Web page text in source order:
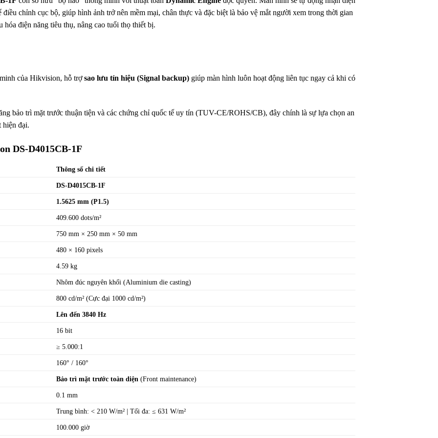
điều chỉnh cục bộ, giúp hình ảnh trở nên mềm mại, chân thực và đặc biệt là bảo vệ mắt người xem trong thời gian
điện năng tiêu thụ, nâng cao tuổi thọ thiết bị.
của Hikvision, hỗ trợsao lưu tín hiệu (Signal backup) giúp màn hình luôn hoạt động liên tục ngay cả khi có
bảo trì mặt trước thuận tiện và các chứng chỉ quốc tế uy tín (TUV-CE/ROHS/CB), đây chính là sự lựa chọn an
hiện đại.
DS-D4015CB-1F
Thông số chi tiết
DS-D4015CB-1F
1.5625 mm (P1.5)
409.600 dots/m²
750 mm × 250 mm × 50 mm
480 × 160 pixels
4.59 kg
Nhôm đúc nguyên khối (Aluminium die casting)
800 cd/m² (Cực đại 1000 cd/m²)
Lên đến 3840 Hz
16 bit
≥ 5.000:1
160° / 160°
Bảo trì mặt trước toàn diện (Front maintenance)
0.1 mm
Trung bình: < 210 W/m² | Tối đa: ≤ 631 W/m²
100.000 giờ